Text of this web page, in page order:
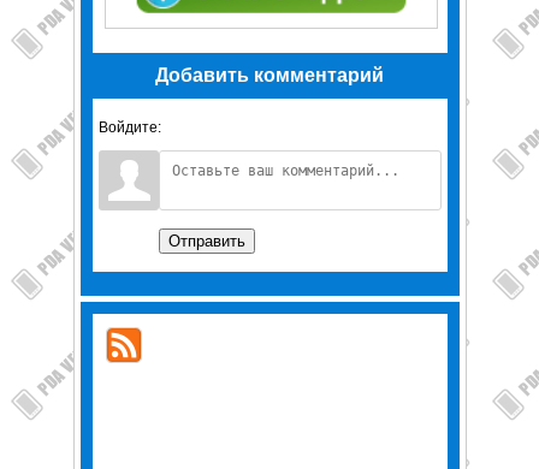
Добавить комментарий
Войдите:
Отправить